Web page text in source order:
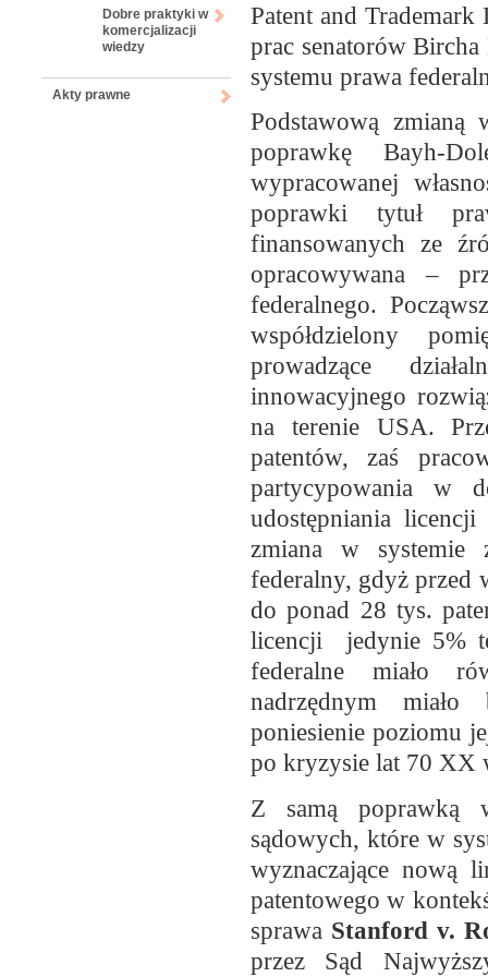
Dobre praktyki w
komercjalizacji
wiedzy
Akty prawne
Patent and
prac senatorów Bircha
systemu prawa
Podstawową zmianą
poprawkę Bayh-
wypracowanej
poprawki tytuł
finansowanych ze
opracowywana –
federalnego.
współdzielony
prowadzące
innowacyjnego
na terenie USA.
patentów, zaś
partycypowania w
udostępniania
zmiana w systemie
federalny, gdyż przed
do ponad 28 tys.
licencji jedynie 5%
federalne miało
nadrzędnym
poniesienie poziomu
po kryzysie lat 70 XX
Z samą poprawką
sądowych, które w
wyznaczające nową
patentowego w
sprawa Stanford v.
przez Sąd